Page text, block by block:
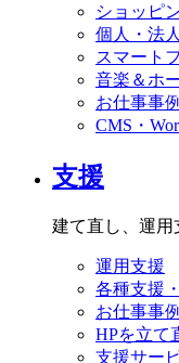
ショッピ
個人・法
スマート
音楽＆ホ
お仕事事例
CMS・
支援
建て直し、運用
運用支援
各種支援
お仕事事例
HPを立て
支援サー